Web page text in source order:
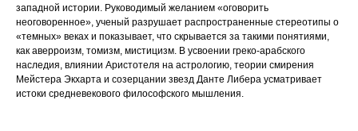
западной истории. Руководимый желанием «оговорить
неоговоренное», ученый разрушает распространенные стереотипы о
«темных» веках и показывает, что скрывается за такими понятиями,
как аверроизм, томизм, мистицизм. В усвоении греко-арабского
наследия, влиянии Аристотеля на астрологию, теории смирения
Мейстера Экхарта и созерцании звезд Данте Либера усматривает
истоки средневекового философского мышления.